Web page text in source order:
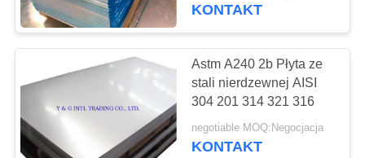
Finned Tube
KONTAKT
Astm A240 2b Płyta ze
stali nierdzewnej AISI
304 201 314 321 316
negotiable MOQ:Negocjacja
KONTAKT